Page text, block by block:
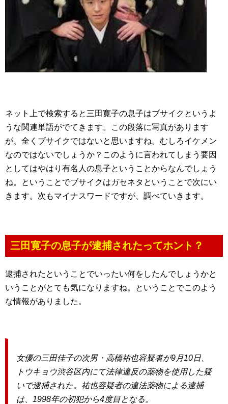
ネット上で検索すると三田寛子の息子はブサイクというよ
うな関連単語がでてきます。この段落に写真があります
が、全くブサイクではないと思いますね。むしろイケメン
なのではないでしょうか？このように言われてしまう要因
としてはやはり有名人の息子ということからなんでしょう
ね。ということでブサイクはガセネタということで次にい
きます。次もマイナスワードですが、調べていきます。
三田寛子の息子が逮捕されたってホント？
逮捕されたということでいったい何をしたんでしょうかと
いうことがとても気になりますね。ということでこのよう
な情報がありました。
女優の三田佳子の次男・高橋祐也容疑者が9月10日、
トウキョウ渋谷区内にて法律違反の薬物を使用した疑
いで逮捕された。祐也容疑者の違法薬物による逮捕
は、1998年の初犯から4度目となる。